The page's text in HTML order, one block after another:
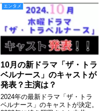
エンタメ
10月の新ドラマ「ザ・トラ
ベルナース」のキャストが
発表？主演は？
2024年の最新ドラマ「ザ・トラ
ベルナース」のキャストが決定。